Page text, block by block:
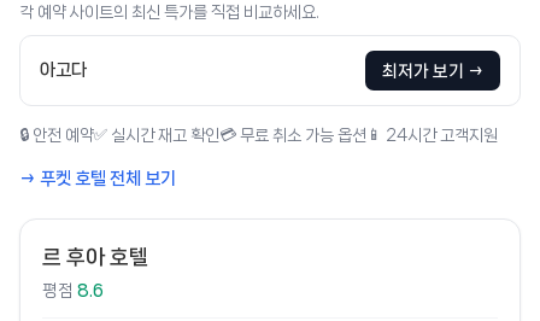
각 예약 사이트의 최신 특가를 직접 비교하세요.
아고다 최저가 보기 →
🔒 안전 예약✅ 실시간 재고 확인 💳 무료 취소 가능 옵션 📱 24시간 고객지원
→ 푸켓 호텔 전체 보기
르 후아 호텔
평점 8.6